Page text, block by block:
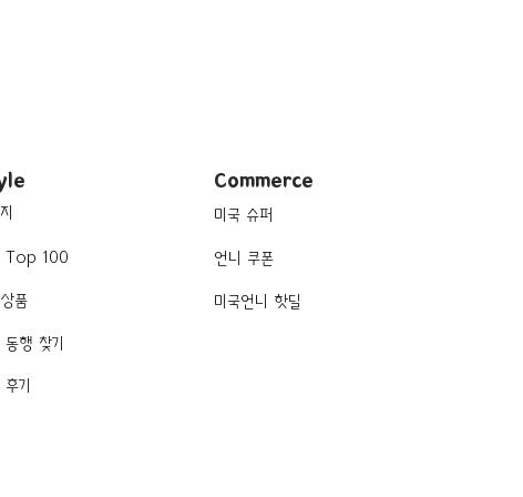
Top 100
품
행 찾기
기
Commerce
미국 슈퍼
언니 쿠폰
미국언니 핫딜